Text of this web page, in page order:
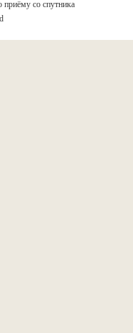
приёму со спутника